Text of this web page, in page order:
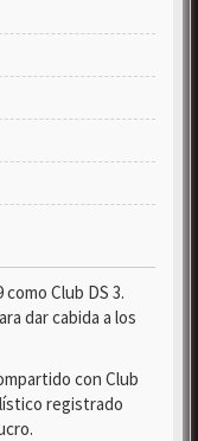
Club DS 3.
dar cabida a los
con Club
registrado